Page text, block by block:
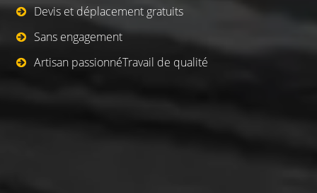
Devis et déplacement gratuits
Sans engagement
Artisan passionnéTravail de qualité